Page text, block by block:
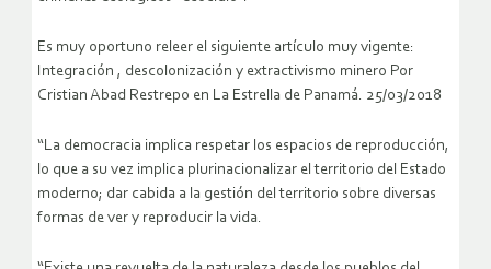
Es muy oportuno releer el siguiente artículo muy vigente:
Integración , descolonización y extractivismo minero Por
Cristian Abad Restrepo en La Estrella de Panamá. 25/03/2018
“La democracia implica respetar los espacios de reproducción,
lo que a su vez implica plurinacionalizar el territorio del Estado
moderno; dar cabida a la gestión del territorio sobre diversas
formas de ver y reproducir la vida.